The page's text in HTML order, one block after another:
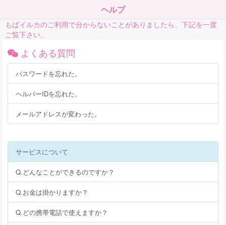
ヘルプ
もばイルカのご利用で分からないことがありましたら、下記を一度
ご覧下さい。
よくある質問
パスワードを忘れた。
ヘルパーIDを忘れた。
メールアドレスが変わった。
サービスについて
Q.どんなことができるのですか？
Q.お金は掛かりますか？
Q.どの携帯電話で使えますか？